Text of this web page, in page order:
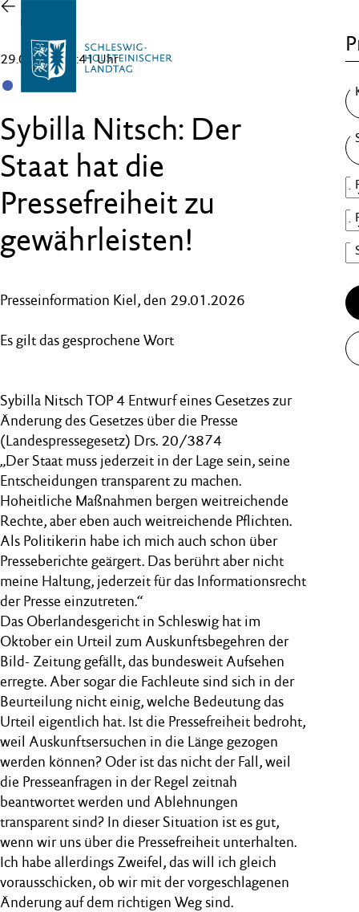
Zur
Übersicht
29.01.26 , 11:41 Uhr
Sybilla Nitsch: Der
Staat hat die
Pressefreiheit zu
gewährleisten!
Presseinformation Kiel, den 29.01.2026
Es gilt das gesprochene Wort
Sybilla Nitsch TOP 4 Entwurf eines Gesetzes zur
Änderung des Gesetzes über die Presse
(Landespressegesetz) Drs. 20/3874
„Der Staat muss jederzeit in der Lage sein, seine
Entscheidungen transparent zu machen.
Hoheitliche Maßnahmen bergen weitreichende
Rechte, aber eben auch weitreichende Pflichten.
Als Politikerin habe ich mich auch schon über
Presseberichte geärgert. Das berührt aber nicht
meine Haltung, jederzeit für das Informationsrecht
der Presse einzutreten.“
Das Oberlandesgericht in Schleswig hat im
Oktober ein Urteil zum Auskunftsbegehren der
Bild- Zeitung gefällt, das bundesweit Aufsehen
erregte. Aber sogar die Fachleute sind sich in der
Beurteilung nicht einig, welche Bedeutung das
Urteil eigentlich hat. Ist die Pressefreiheit bedroht,
weil Auskunftsersuchen in die Länge gezogen
werden können? Oder ist das nicht der Fall, weil
die Presseanfragen in der Regel zeitnah
beantwortet werden und Ablehnungen
transparent sind? In dieser Situation ist es gut,
wenn wir uns über die Pressefreiheit unterhalten.
Ich habe allerdings Zweifel, das will ich gleich
vorausschicken, ob wir mit der vorgeschlagenen
Änderung auf dem richtigen Weg sind.